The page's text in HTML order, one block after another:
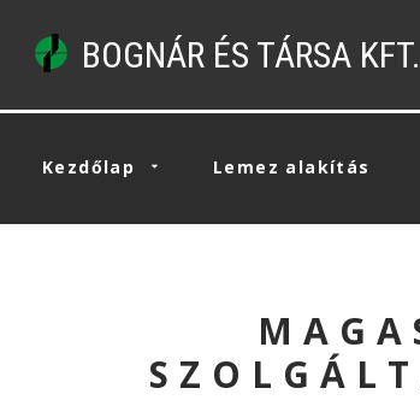
BOGNÁR ÉS TÁRSA KFT.
Kezdőlap Lemez alakítás